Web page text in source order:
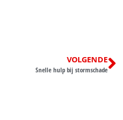
VOLGENDE
Snelle hulp bij stormschade